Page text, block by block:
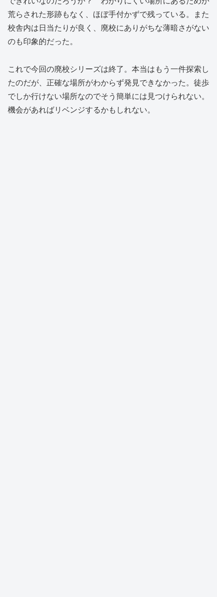
荒らされた形跡もなく、ほぼ手付かずで残っている。また
校舎内は日当たりが良く、廃校にありがちな薄暗さがない
のも印象的だった。
これで今回の廃校シリーズは終了。本当はもう一件探索し
たのだが、正確な場所がわからず発見できなかった。徒歩
でしか行けない場所なのでそう簡単には見つけられない。
機会があればリベンジするかもしれない。